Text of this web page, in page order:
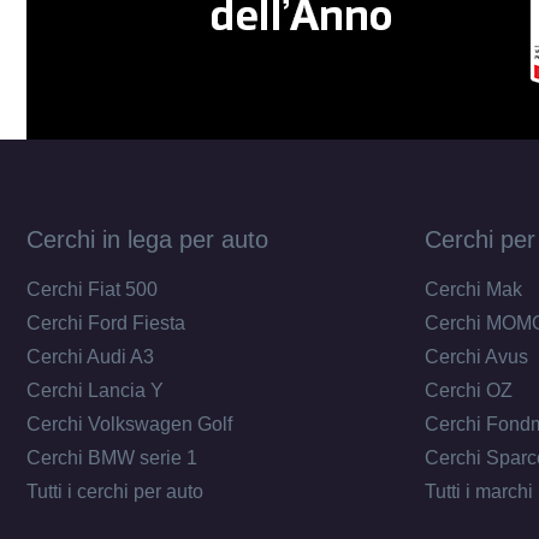
Cerchi in lega per auto
Cerchi Fiat 500
Cerchi Ford Fiesta
Cerchi Audi A3
Cerchi Lancia Y
Cerchi Volkswagen Golf
Cerchi BMW serie 1
Tutti i cerchi per auto
Cerchi
Cerchi Mak
Cerchi
Cerchi Avus
Cerchi OZ
Cerchi
Cerchi
Tutti i marchi